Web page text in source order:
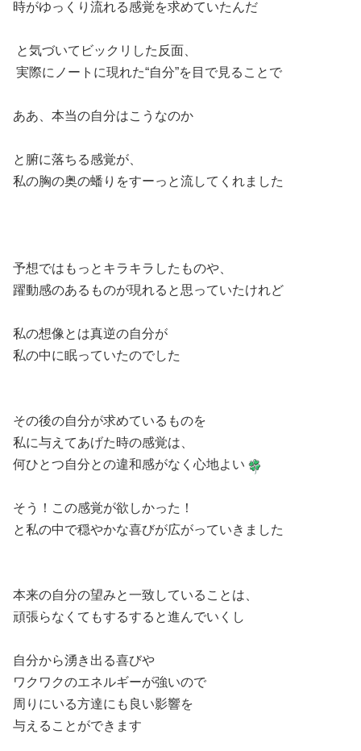
時がゆっくり流れる感覚を求めていたんだ
と気づいてビックリした反面、
実際にノートに現れた“自分”を目で見ることで
ああ、本当の自分はこうなのか
と腑に落ちる感覚が、
私の胸の奥の蟠りをすーっと流してくれました
予想ではもっとキラキラしたものや、
躍動感のあるものが現れると思っていたけれど
私の想像とは真逆の自分が
私の中に眠っていたのでした
その後の自分が求めているものを
私に与えてあげた時の感覚は、
何ひとつ自分との違和感がなく心地よい
そう！この感覚が欲しかった！
と私の中で穏やかな喜びが広がっていきました
本来の自分の望みと一致していることは、
頑張らなくてもするすると進んでいくし
自分から湧き出る喜びや
ワクワクのエネルギーが強いので
周りにいる方達にも良い影響を
与えることができます